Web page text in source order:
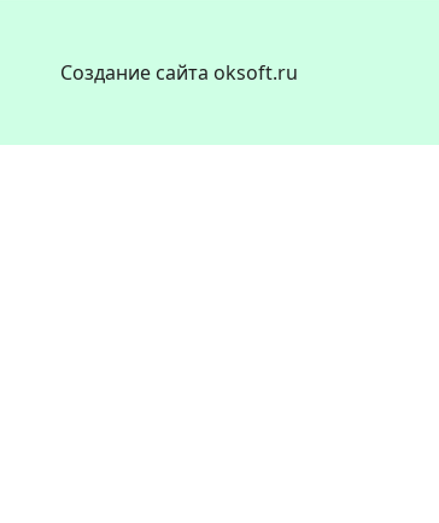
Создание сайта oksoft.ru